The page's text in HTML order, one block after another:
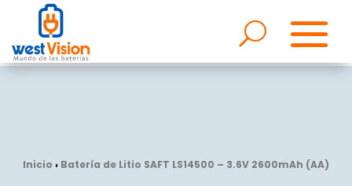
Inicio › Batería de Litio SAFT LS14500 – 3.6V 2600mAh (AA)